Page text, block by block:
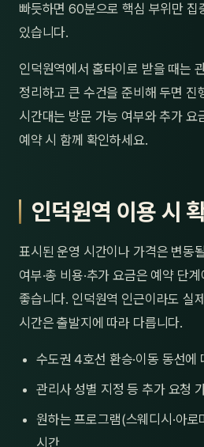
빠듯하면 60분으로 핵심 부위만 집
있습니다.
인덕원역에서 홈타이로 받을 때는
정리하고 큰 수건을 준비해 두면 진
시간대는 방문 가능 여부와 추가 요
예약 시 함께 확인하세요.
인덕원역 이용 시
표시된 운영 시간이나 가격은 변동
여부·총 비용·추가 요금은 예약 단
좋습니다. 인덕원역 인근이라도 실
시간은 출발지에 따라 다릅니다.
수도권 4호선 환승·이동 동선에
관리사 성별 지정 등 추가 요청
원하는 프로그램(스웨디시·아로
시간